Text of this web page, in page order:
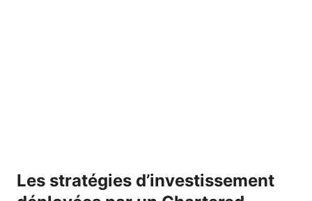
Les stratégies d’investissement